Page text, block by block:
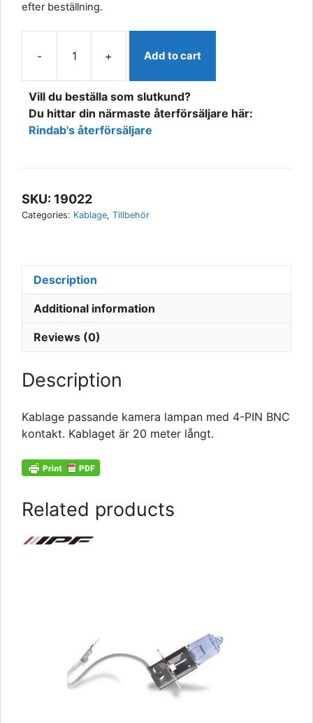
efter beställning.
-
VISION
X
UCL
KABLAGE
KAMERALAMPA
quantity
+ Add to cart
Vill du beställa som slutkund?
Du hittar din närmaste återförsäljare här:
Rindab's återförsäljare
SKU: 19022
Categories: Kablage, Tillbehör
Description
Additional information
Reviews (0)
Description
Kablage passande kamera lampan med 4-PIN BNC
kontakt. Kablaget är 20 meter långt.
Related products